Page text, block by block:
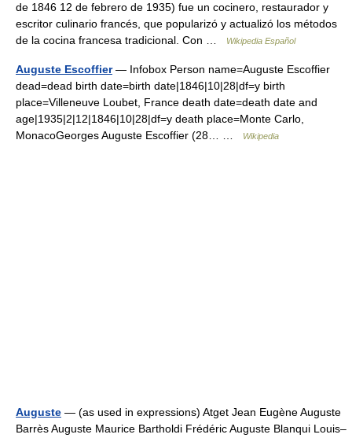
de 1846 12 de febrero de 1935) fue un cocinero, restaurador y
escritor culinario francés, que popularizó y actualizó los métodos
de la cocina francesa tradicional. Con …
Wikipedia Español
Auguste Escoffier— Infobox Person name=Auguste Escoffier
dead=dead birth date=birth date|1846|10|28|df=y birth
place=Villeneuve Loubet, France death date=death date and
age|1935|2|12|1846|10|28|df=y death place=Monte Carlo,
MonacoGeorges Auguste Escoffier (28… …
Wikipedia
Auguste — (as used in expressions) Atget Jean Eugène Auguste
Barrès Auguste Maurice Bartholdi Frédéric Auguste Blanqui Louis–